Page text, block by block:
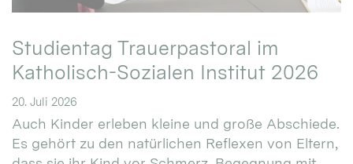
Studientag Trauerpastoral im
Katholisch-Sozialen Institut 2026
20. Juli 2026
Auch Kinder erleben kleine und große Abschiede.
Es gehört zu den natürlichen Reflexen von Eltern,